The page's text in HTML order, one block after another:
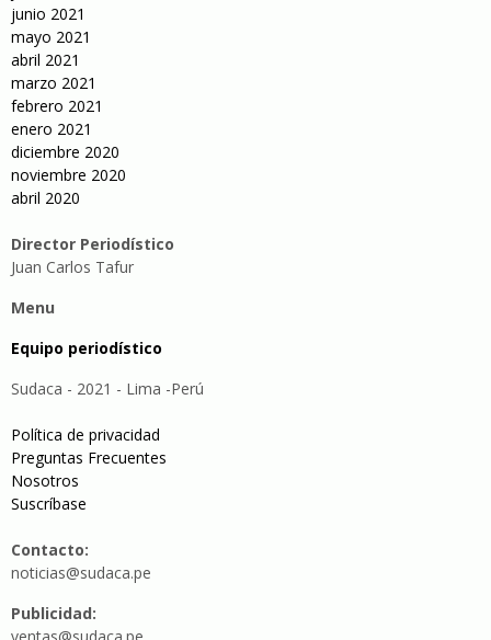
junio 2021
mayo 2021
abril 2021
marzo 2021
febrero 2021
enero 2021
diciembre 2020
noviembre 2020
abril 2020
Director Periodístico
Juan Carlos Tafur
Menu
Equipo periodístico
Sudaca - 2021 - Lima -Perú
Política de privacidad
Preguntas Frecuentes
Nosotros
Suscríbase
Contacto:
noticias@sudaca.pe
Publicidad: